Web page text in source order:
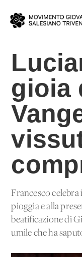
gioia
Francesco
pioggia e alla
beatificazione di
umile che ha